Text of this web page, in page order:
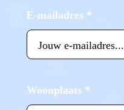
E-mailadres *
Woonplaats *